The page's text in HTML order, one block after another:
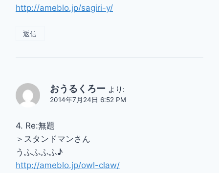
http://ameblo.jp/sagiri-y/
返信
おうるくろー より:
2014年7月24日 6:52 PM
4. Re:無題
＞スタンドマンさん
うふふふふ♪
http://ameblo.jp/owl-claw/